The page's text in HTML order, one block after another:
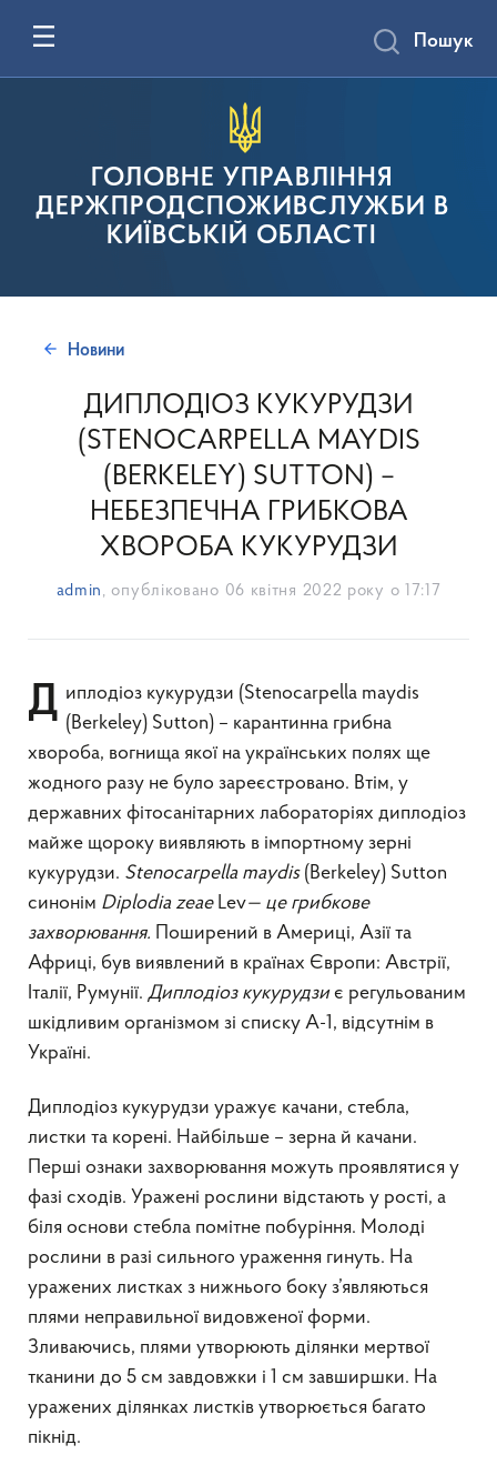
ГОЛОВНЕ УПРАВЛІННЯ
ДЕРЖПРОДСПОЖИВСЛУЖБИ В
КИЇВСЬКІЙ ОБЛАСТІ
Пошук
Новини
ДИПЛОДІОЗ КУКУРУДЗИ
(STENOCARPELLA MAYDIS
(BERKELEY) SUTTON) –
НЕБЕЗПЕЧНА ГРИБКОВА
ХВОРОБА КУКУРУДЗИ
admin , опубліковано 06 квітня 2022 року о 17:17
Диплодіоз кукурудзи (Stenocarpella maydis (Berkeley) Sutton) – карантинна грибна
хвороба, вогнища якої на українських полях ще
жодного разу не було зареєстровано. Втім, у
державних фітосанітарних лабораторіях диплодіоз
майже щороку виявляють в імпортному зерні
кукурудзи. Stenocarpella maydis(Berkeley) Sutton
синонім Diplodia zeaeLev— це грибкове
захворювання. Поширений в Америці, Азії та
Африці, був виявлений в країнах Європи: Австрії,
Італії, Румунії. Диплодіоз кукурудзиє регульованим
шкідливим організмом зі списку А-1, відсутнім в
Україні.
Диплодіоз кукурудзи уражує качани, стебла,
листки та корені. Найбільше – зерна й качани.
Перші ознаки захворювання можуть проявлятися у
фазі сходів. Уражені рослини відстають у рості, а
біля основи стебла помітне побуріння. Молоді
рослини в разі сильного ураження гинуть. На
уражених листках з нижнього боку з’являються
плями неправильної видовженої форми.
Зливаючись, плями утворюють ділянки мертвої
тканини до 5 см завдовжки і 1 см завширшки. На
уражених ділянках листків утворюється багато
пікнід.